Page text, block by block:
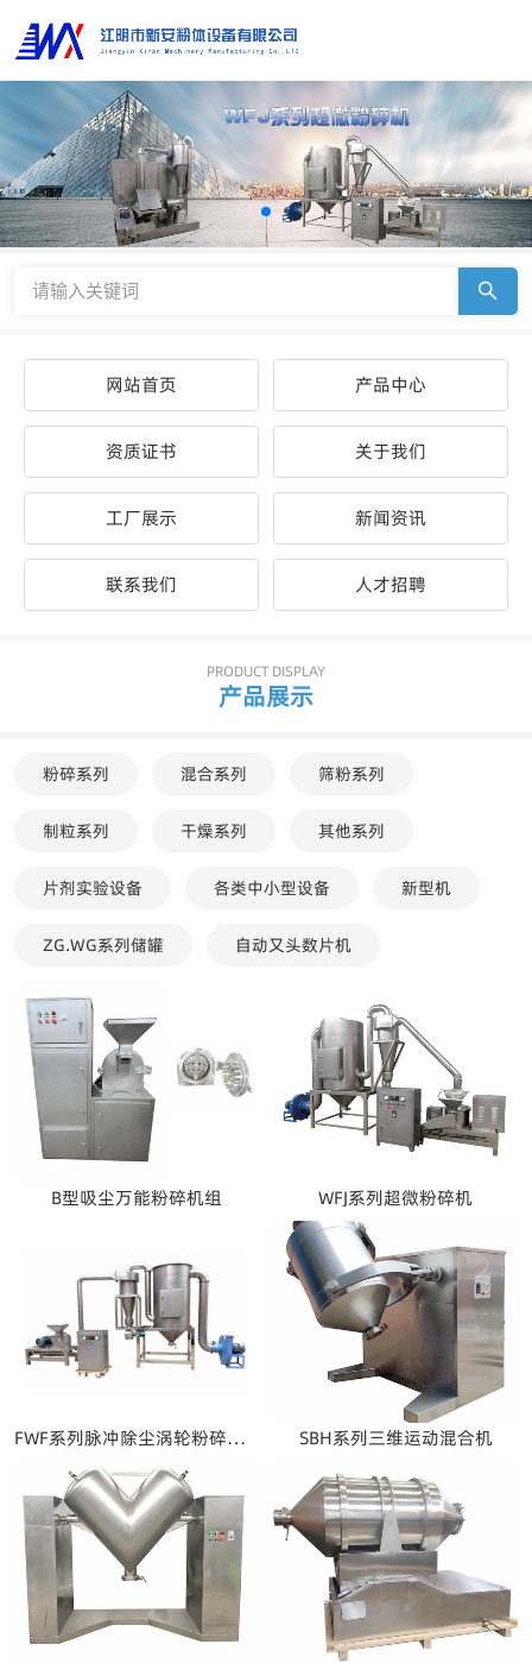
网站首页 产品中心
资质证书 关于我们
工厂展示 新闻资讯
联系我们 人才招聘
PRODUCT DISPLAY
产品展示
粉碎系列 混合系列 筛粉系列
制粒系列 干燥系列 其他系列
片剂实验设备 各类中小型设备 新型机
ZG.WG系列储罐 自动又头数片机
B型吸尘万能粉碎机组 WFJ系列超微粉碎机
FWF系列脉冲除尘涡轮粉碎机组 SBH系列三维运动混合机